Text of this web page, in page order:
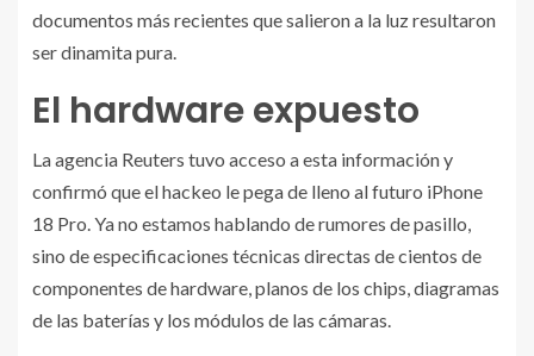
documentos más recientes que salieron a la luz resultaron
ser dinamita pura.
El hardware expuesto
La agencia Reuters tuvo acceso a esta información y
confirmó que el hackeo le pega de lleno al futuro iPhone
18 Pro. Ya no estamos hablando de rumores de pasillo,
sino de especificaciones técnicas directas de cientos de
componentes de hardware, planos de los chips, diagramas
de las baterías y los módulos de las cámaras.